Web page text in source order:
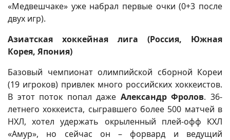
«Медвешчаке» уже набрал первые очки (0+3 после
двух игр).
Азиатская хоккейная лига (Россия, Южная
Корея, Япония)
Базовый чемпионат олимпийской сборной Кореи
(19 игроков) привлек много российских хоккеистов.
В этот поток попал даже Александр Фролов. 36-
летнего хоккеиста, сыгравшего более 500 матчей в
НХЛ, хотел удержать окрыленный плей-офф КХЛ
«Амур», но сейчас он – форвард и ведущий